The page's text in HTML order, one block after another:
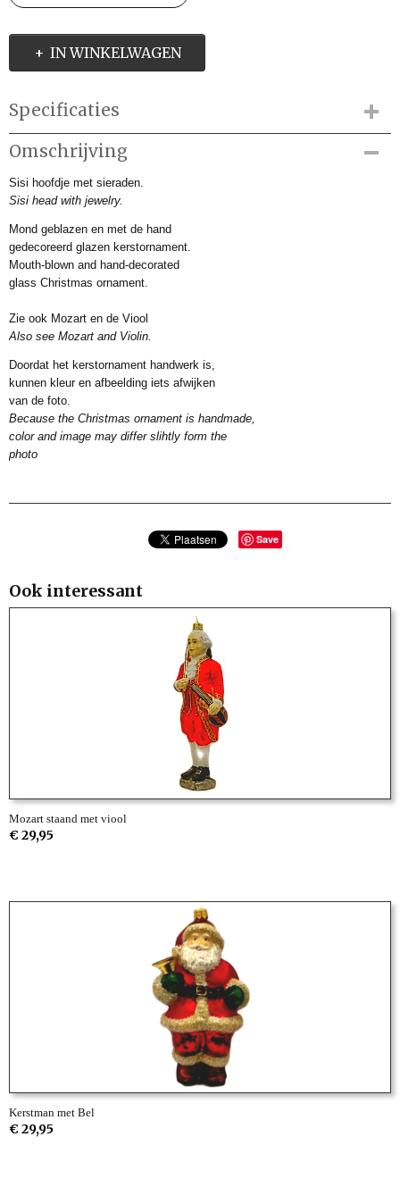
IN WINKELWAGEN
Specificaties
Productcode
HWF02484
Productcode leverancier
HWF02494
Afmetingen (l,b,h)
0 x 0 x 14 cm
Omschrijving
Sisi hoofdje met sieraden.
Sisi head with jewelry.
Mond geblazen en met de hand
gedecoreerd glazen kerstornament.
Mouth-blown and hand-decorated
glass Christmas ornament.
Zie ook Mozart en de Viool
Also see Mozart and Violin.
Doordat het kerstornament handwerk is,
kunnen kleur en afbeelding iets afwijken
van de foto.
Because the Christmas ornament is handmade,
color and image may differ slihtly form the
photo
Save
Ook interessant
Mozart staand met viool
€ 29,95
Kerstman met Bel
€ 29,95